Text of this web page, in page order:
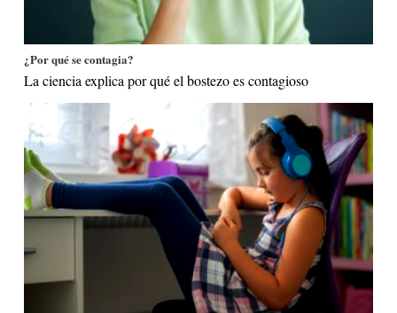
¿Por qué se contagia?
La ciencia explica por qué el bostezo es contagioso